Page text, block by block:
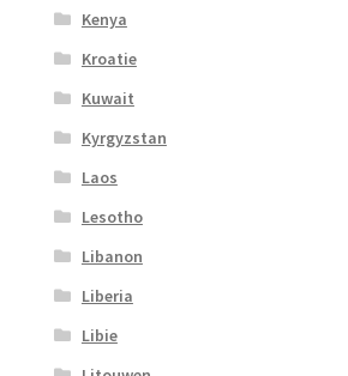
Kenya
Kroatie
Kuwait
Kyrgyzstan
Laos
Lesotho
Libanon
Liberia
Libie